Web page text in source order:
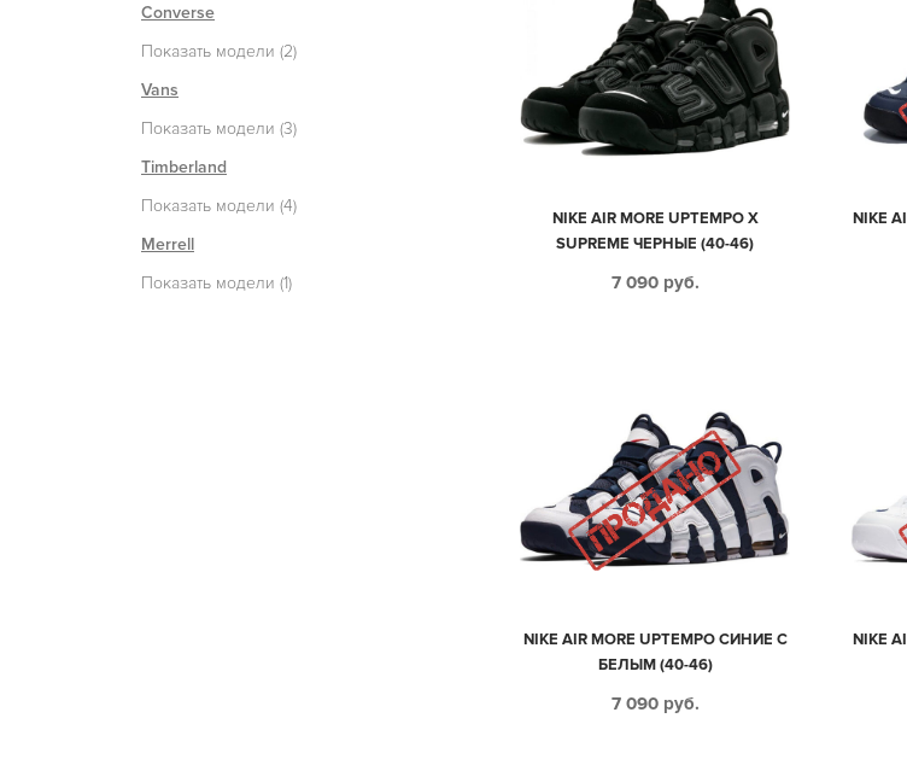
NIKE AIR MORE UPTEMPO X
SUPREME ЧЕРНЫЕ (40-46)
7 090 руб.
NIKE
NIKE AIR MORE UPTEMPO СИНИЕ С
БЕЛЫМ (40-46)
7 090 руб.
NIKE
Converse
Показать модели (2)
Vans
Показать модели (3)
Timberland
Показать модели (4)
Merrell
Показать модели (1)